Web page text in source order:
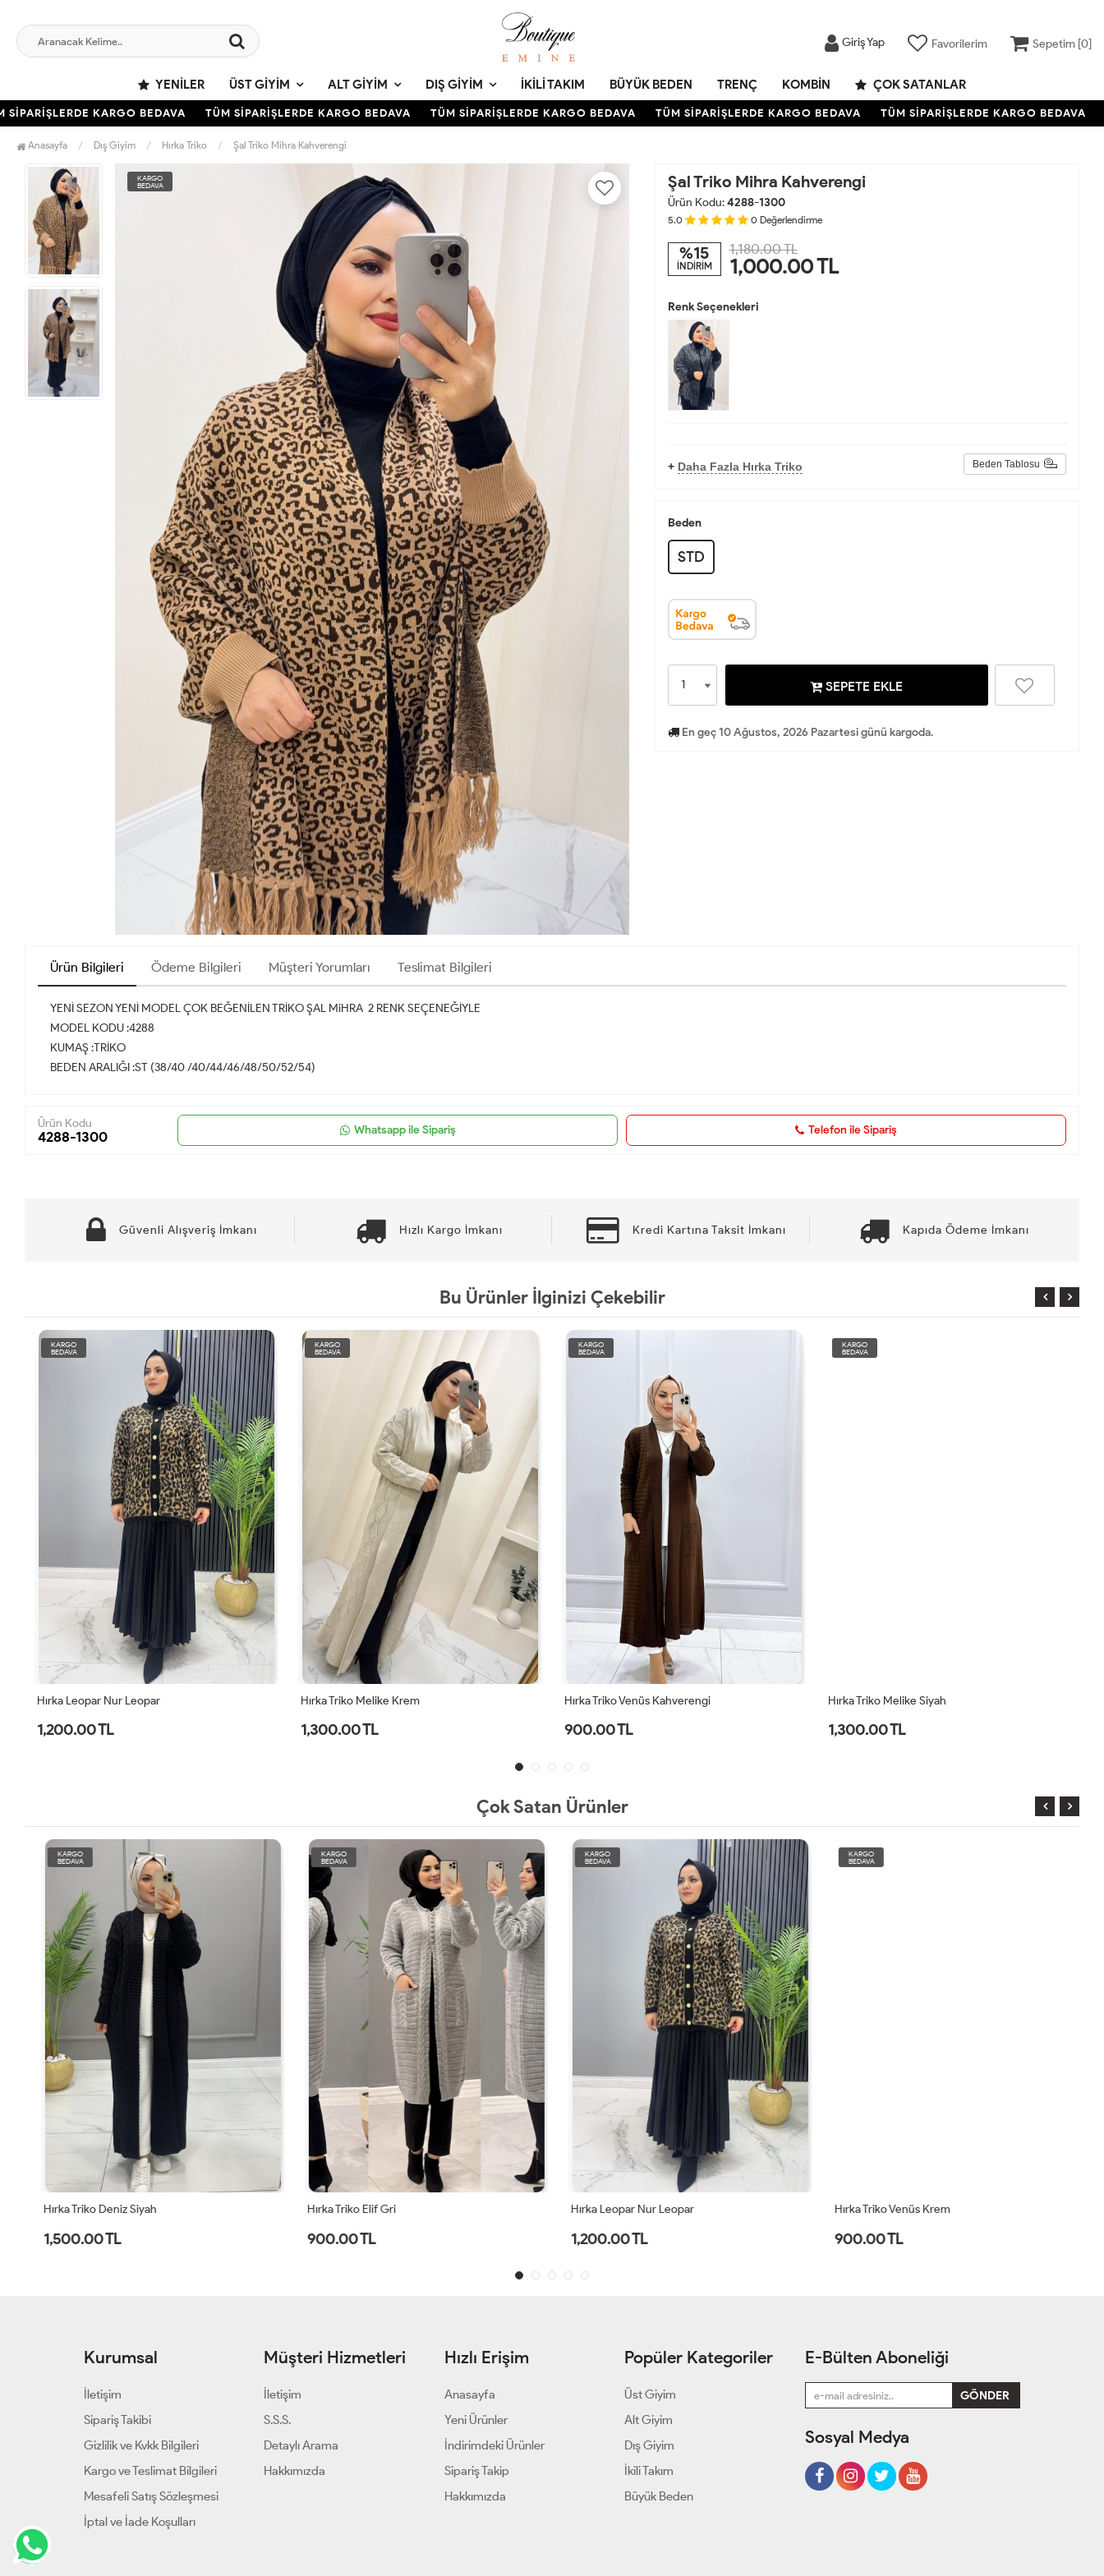
Giriş Yap Favorilerim Sepetim [0]
YENILER ÜST GIYIM ALT GIYIM DIŞ GIYIM İKILI TAKIM BÜYÜK BEDEN TRENÇ KOMBIN ÇOK SATANLAR
KARGO BEDAVA TÜM SİPARİŞLERDE KARGO BEDAVA TÜM SİPARİŞLERDE KARGO BEDAVA TÜM SİPARİŞLERDE KARGO BEDAVA TÜM SİPARİŞLERDE KARGO BEDAVA
Anasayfa Dış Giyim Hırka Triko Şal Triko Mihra Kahverengi
KARGO
BEDAVA
Şal Triko Mihra Kahverengi
Ürün Kodu:4288-1300
5.0 0 Değerlendirme
%15
İNDİRİM
1,180.00 TL
1,000.00TL
Renk Seçenekleri
+ Daha Fazla Hırka Triko Beden Tablosu
Beden
STD
SEPETE EKLE
En geç 10 Ağustos, 2026 Pazartesi günü kargoda.
Ürün Bilgileri Ödeme Bilgileri Müşteri Yorumları Teslimat Bilgileri
YENİ SEZON YENİ MODEL ÇOK BEĞENİLEN TRİKO ŞAL MiHRA 2 RENK SEÇENEĞİYLE
MODEL KODU :4288
KUMAŞ :TRİKO
BEDEN ARALIĞI :ST (38/40 /40/44/46/48/50/52/54)
Ürün Kodu
4288-1300 Whatsapp ile Sipariş Telefon ile Sipariş
Güvenli Alışveriş İmkanı Hızlı Kargo İmkanı Kredi Kartına Taksit İmkanı Kapıda Ödeme İmkanı
Bu Ürünler İlginizi Çekebilir
KARGO
BEDAVA
Hırka Leopar Nur Leopar
1,200.00 TL
KARGO
BEDAVA
Hırka Triko Melike Krem
1,300.00 TL
KARGO
BEDAVA
Hırka Triko Venüs Kahverengi
900.00 TL
KARGO
BEDAVA
Hırka Triko Melike Siyah
1,300.00 TL
Çok Satan Ürünler
KARGO
BEDAVA
Hırka Triko Deniz Siyah
1,500.00 TL
KARGO
BEDAVA
Hırka Triko Elif Gri
900.00 TL
KARGO
BEDAVA
Hırka Leopar Nur Leopar
1,200.00 TL
KARGO
BEDAVA
Hırka Triko Venüs Krem
900.00 TL
Kurumsal
İletişim
Sipariş Takibi
Gizlilik ve Kvkk Bilgileri
Kargo ve Teslimat Bilgileri
Mesafeli Satış Sözleşmesi
İptal ve İade Koşulları
Müşteri Hizmetleri
İletişim
S.S.S.
Detaylı Arama
Hakkımızda
Hızlı Erişim
Anasayfa
Yeni Ürünler
İndirimdeki Ürünler
Sipariş Takip
Hakkımızda
Popüler Kategoriler
Üst Giyim
Alt Giyim
Dış Giyim
İkili Takım
Büyük Beden
E-Bülten Aboneliği
Sosyal Medya